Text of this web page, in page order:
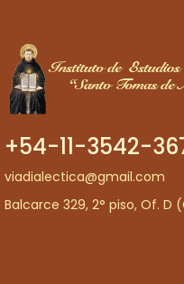
+54-11-3542-
viadialectica@gmail.com
Balcarce 329, 2° piso, Of. D